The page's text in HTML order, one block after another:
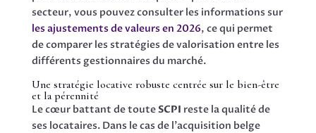
secteur, vous pouvez consulter les informations sur
les ajustements de valeurs en 2026, ce qui permet
de comparer les stratégies de valorisation entre les
différents gestionnaires du marché.
Une stratégie locative robuste centrée sur le bien-être
et la pérennité
Le cœur battant de touteSCPI reste la qualité de
ses locataires. Dans le cas de l’acquisition belge